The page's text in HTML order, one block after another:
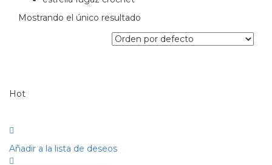
Mostrando el único resultado
Hot
Añadir a la lista de deseos